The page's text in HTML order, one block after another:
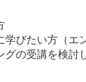
びたい方（エ
の受講を検討